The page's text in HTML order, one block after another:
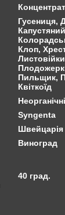
Концентрат
Гусениця,
Клоп,
Пильщик,
Квіткоїд
Неорганічні
Syngenta
Швейцарія
Виноград
40 град.